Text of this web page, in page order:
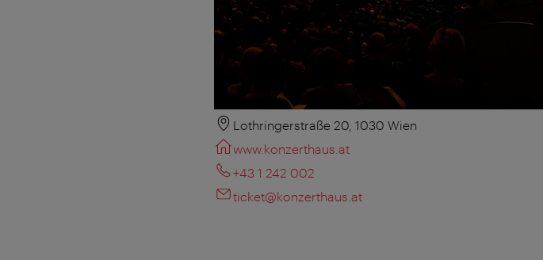
Lothringerstraße 20, 1030 Wien
www.konzerthaus.at
+43 1 242 002
ticket@konzerthaus.at